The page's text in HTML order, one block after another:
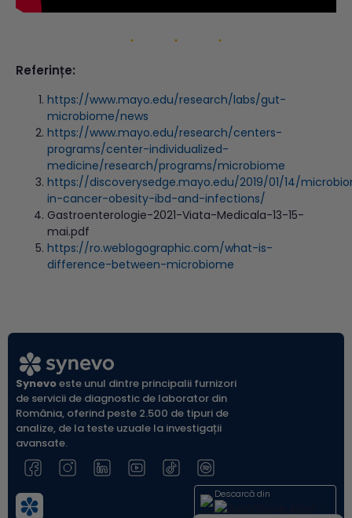
Referințe:
https://www.mayo.edu/research/labs/gut-
microbiome/news
https://www.mayo.edu/research/centers-
programs/center-individualized-
medicine/research/programs/microbiome
https://discoverysedge.mayo.edu/2019/01/14/
in-cancer-obesity-ibd-and-infections/
Gastroenterologie-2021-Viata-Medicala-13-15-
mai.pdf
https://ro.weblogographic.com/what-is-
difference-between-microbiome
Synevoeste unul dintre principalii furnizori
de servicii de diagnostic de laborator din
România, oferind peste 2.500 de tipuri de
analize, de la teste uzuale la investigații
avansate.
Descarcă din